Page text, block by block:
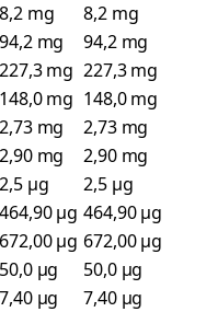
8,2 mg
8,2 mg
94,2 mg
94,2 mg
227,3 mg 227,3 mg
148,0 mg 148,0 mg
2,73 mg
2,73 mg
2,90 mg
2,90 mg
2,5 µg
2,5 µg
464,90 µg 464,90 µg
672,00 µg 672,00 µg
50,0 µg
50,0 µg
7,40 µg
7,40 µg